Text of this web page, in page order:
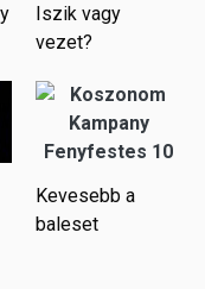
Iszik vagy
vezet?
Kevesebb a
baleset